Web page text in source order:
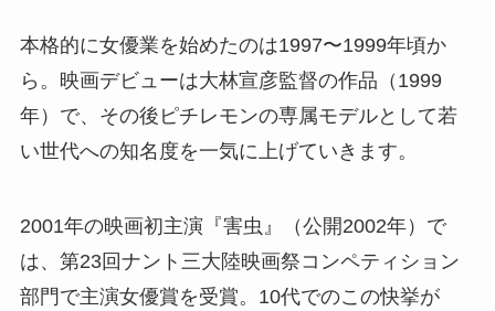
本格的に女優業を始めたのは1997〜1999年頃か
ら。映画デビューは大林宣彦監督の作品（1999
年）で、その後ピチレモンの専属モデルとして若
い世代への知名度を一気に上げていきます。
2001年の映画初主演『害虫』（公開2002年）で
は、第23回ナント三大陸映画祭コンペティション
部門で主演女優賞を受賞。10代でのこの快挙が